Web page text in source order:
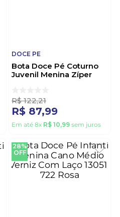
DOCE PE
Bota Doce Pé Coturno
Juvenil Menina Zíper
R$ 122,21
R$ 87,99
Em até 8x R$ 10,99 sem juros
28%
OFF